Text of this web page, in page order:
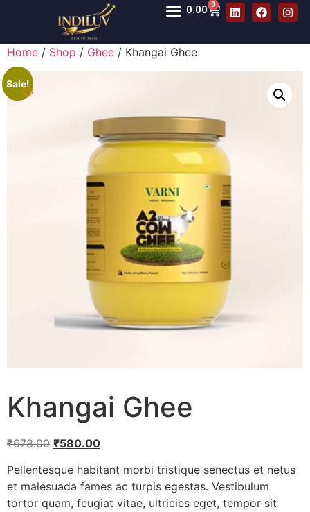
0.00 0
Home / Shop / Ghee / Khangai Ghee
Sale!
Khangai Ghee
₹678.00 ₹580.00
Pellentesque habitant morbi tristique senectus et netus
et malesuada fames ac turpis egestas. Vestibulum
tortor quam, feugiat vitae, ultricies eget, tempor sit